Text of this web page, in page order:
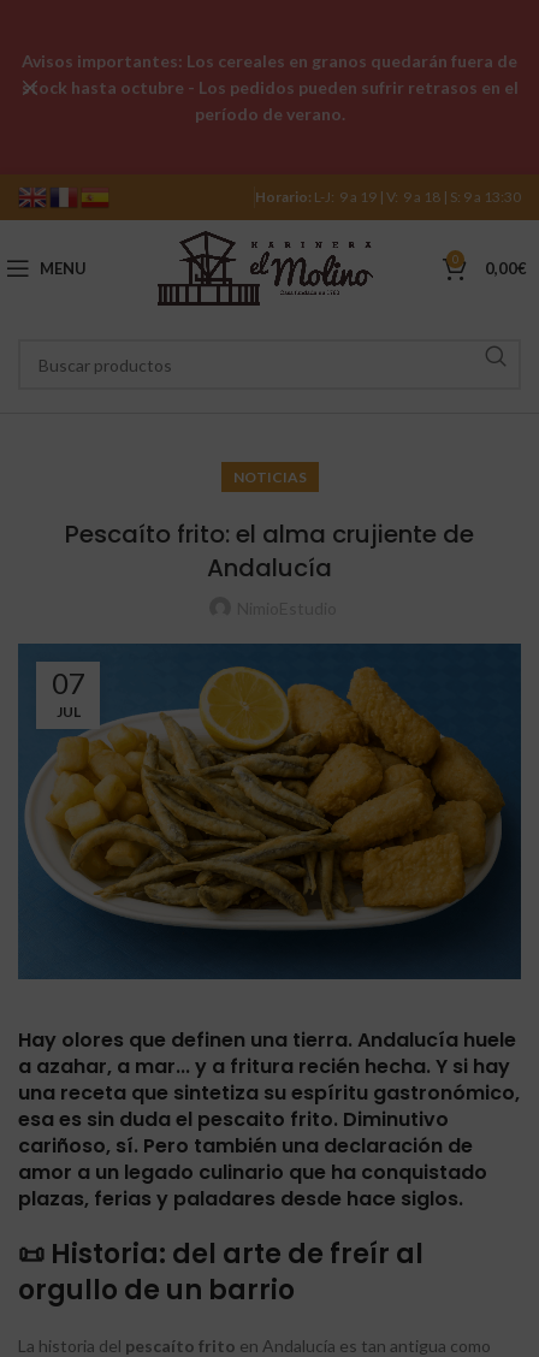
Horario: L-J: 9 a 19 | V: 9 a 18 | S: 9 a 13:30
MENU 0 0,00€
NOTICIAS
Pescaíto frito: el alma crujiente de
Andalucía
07
JUL
Hay olores que definen una tierra. Andalucía huele
a azahar, a mar... y a fritura recién hecha. Y si hay
una receta que sintetiza su espíritu gastronómico,
esa es sin duda el pescaito frito. Diminutivo
cariñoso, sí. Pero también una declaración de
amor a un legado culinario que ha conquistado
plazas, ferias y paladares desde hace siglos.
📜 Historia: del arte de freír al
orgullo de un barrio
La historia del pescaíto frito en Andalucía es tan antigua como
Avisos importantes: Los cereales en granos quedarán fuera de
stock hasta octubre - Los pedidos pueden sufrir retrasos en el
período de verano.